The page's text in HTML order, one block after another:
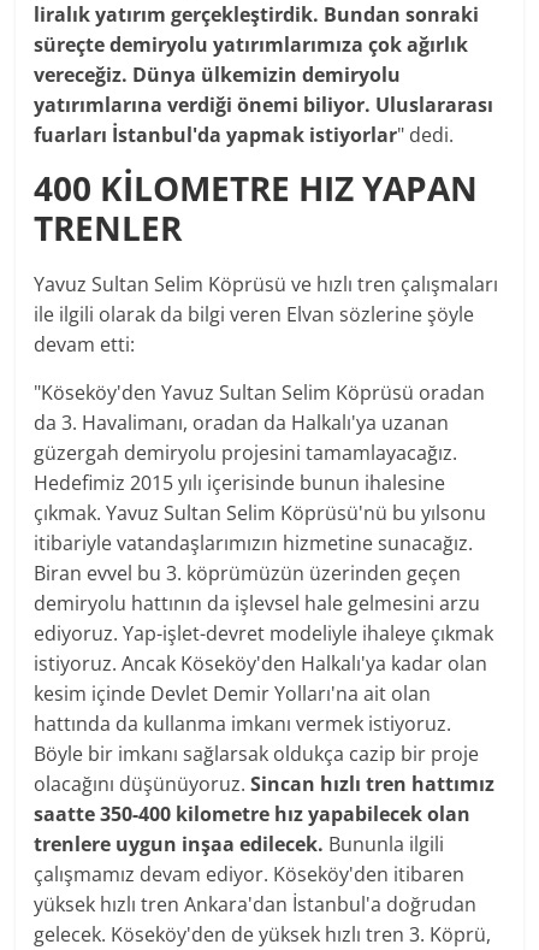
liralık yatırım gerçekleştirdik. Bundan sonraki
süreçte demiryolu yatırımlarımıza çok ağırlık
vereceğiz. Dünya ülkemizin demiryolu
yatırımlarına verdiği önemi biliyor. Uluslararası
fuarları İstanbul'da yapmak istiyorlar" dedi.
400 KİLOMETRE HIZ YAPAN
TRENLER
Yavuz Sultan Selim Köprüsü ve hızlı tren çalışmaları
ile ilgili olarak da bilgi veren Elvan sözlerine şöyle
devam etti:
"Köseköy'den Yavuz Sultan Selim Köprüsü oradan
da 3. Havalimanı, oradan da Halkalı'ya uzanan
güzergah demiryolu projesini tamamlayacağız.
Hedefimiz 2015 yılı içerisinde bunun ihalesine
çıkmak. Yavuz Sultan Selim Köprüsü'nü bu yılsonu
itibariyle vatandaşlarımızın hizmetinesunacağız.
Biran evvel bu 3. köprümüzün üzerinden geçen
demiryolu hattının da işlevsel hale gelmesini arzu
ediyoruz. Yap-işlet-devret modeliyle ihaleye çıkmak
istiyoruz. Ancak Köseköy'den Halkalı'ya kadar olan
kesim içinde Devlet Demir Yolları'na ait olan
hattında da kullanma imkanı vermek istiyoruz.
Böyle bir imkanı sağlarsak oldukça cazip bir proje
olacağını düşünüyoruz.Sincan hızlı tren hattımız
saatte 350-400 kilometre hız yapabilecek olan
trenlere uygun inşaa edilecek. Bununla ilgili
çalışmamız devam ediyor. Köseköy'den itibaren
yüksek hızlı tren Ankara'dan İstanbul'a doğrudan
gelecek. Köseköy'den de yüksek hızlı tren 3. Köprü,